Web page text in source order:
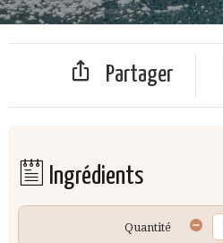
Partager
Ingrédients
Quantité